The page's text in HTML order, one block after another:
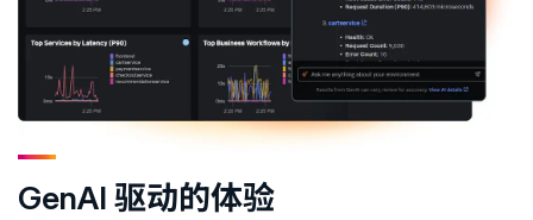
GenAI 驱动的体验